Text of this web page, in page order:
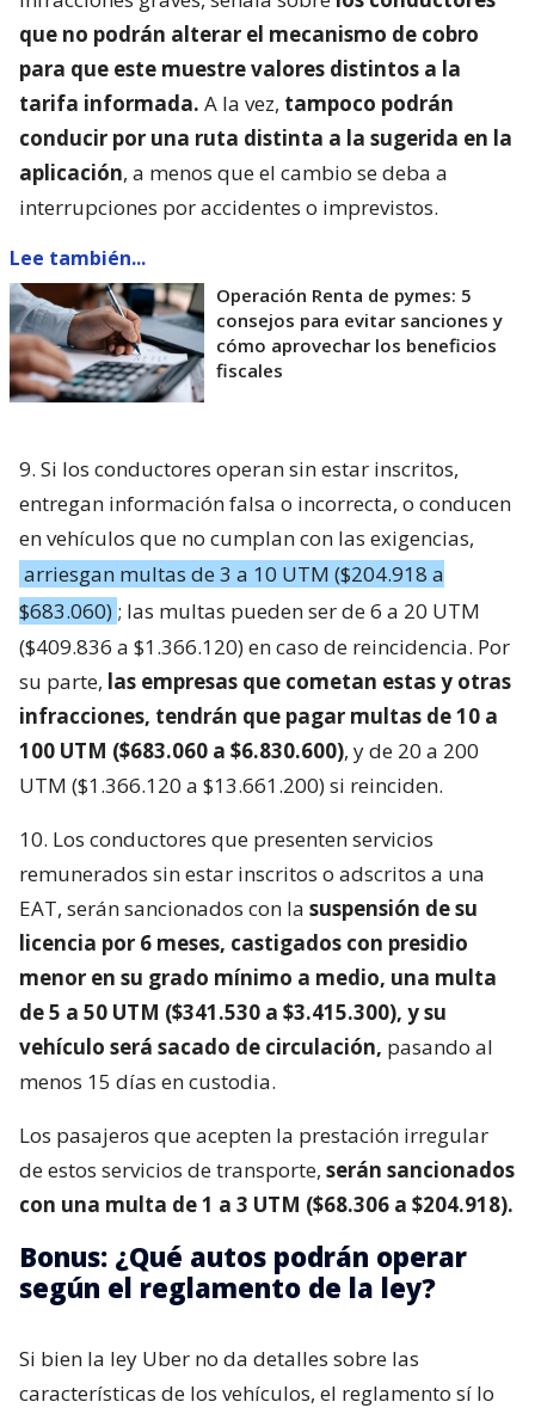
que no podrán alterar el mecanismo de cobro
para que este muestre valores distintos a la
tarifa informada. A la vez, tampoco podrán
conducir por una ruta distinta a la sugerida en la
aplicación, a menos que el cambio se deba a
interrupciones por accidentes o imprevistos.
Lee también...
Operación Renta de pymes: 5
consejos para evitar sanciones y
cómo aprovechar los beneficios
fiscales
9. Si los conductores operan sin estar inscritos,
entregan información falsa o incorrecta, o conducen
en vehículos que no cumplan con las exigencias,
arriesgan multas de 3 a 10 UTM ($204.918 a
$683.060) ; las multas pueden ser de 6 a 20 UTM
($409.836 a $1.366.120) en caso de reincidencia. Por
su parte, las empresas que cometan estas y otras
infracciones, tendrán que pagar multas de 10 a
100 UTM ($683.060 a $6.830.600), y de 20 a 200
UTM ($1.366.120 a $13.661.200) si reinciden.
10. Los conductores que presenten servicios
remunerados sin estar inscritos o adscritos a una
EAT, serán sancionados con la suspensión de su
licencia por 6 meses, castigados con presidio
menor en su grado mínimo a medio, una multa
de 5 a 50 UTM ($341.530 a $3.415.300), y su
vehículo será sacado de circulación, pasando al
menos 15 días en custodia.
Los pasajeros que acepten la prestación irregular
de estos servicios de transporte, serán sancionados
con una multa de 1 a 3 UTM ($68.306 a $204.918).
Bonus: ¿Qué autos podrán operar
según el reglamento de la ley?
Si bien la ley Uber no da detalles sobre las
características de los vehículos, el reglamento sí lo